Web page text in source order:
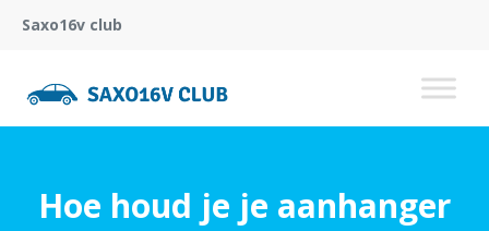
Saxo16v club
Hoe houd je je aanhanger